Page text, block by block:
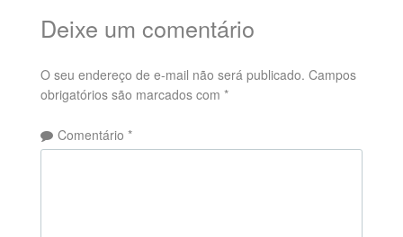
Deixe um comentário
O seu endereço de e-mail não será publicado. Campos
obrigatórios são marcados com *
Comentário *